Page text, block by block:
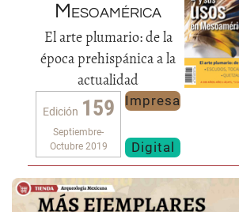
Mesoamérica
El arte plumario: de la
época prehispánica a la
actualidad
Edición 159
Septiembre-
Octubre 2019
Impresa
Digital